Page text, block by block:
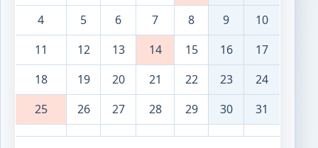
4
5 6 7 8 9
10
11
12 13 14 15 16
17
18
19 20 21 22 23
24
25
26 27 28 29 30 31